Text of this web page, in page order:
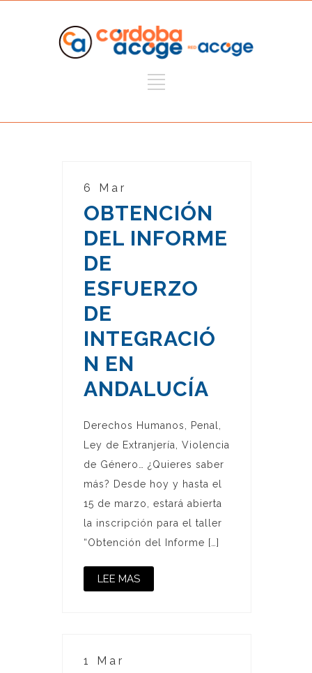
6 Mar
OBTENCIÓN
DEL INFORME
DE
ESFUERZO
DE
INTEGRACIÓ
N EN
ANDALUCÍA
Derechos Humanos, Penal,
Ley de Extranjería, Violencia
de Género… ¿Quieres saber
más? Desde hoy y hasta el
15 de marzo, estará abierta
la inscripción para el taller
“Obtención del Informe […]
LEE MAS
1 Mar